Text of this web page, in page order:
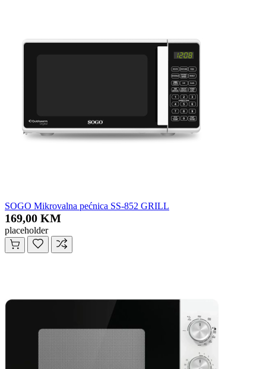
SOGO Mikrovalna pećnica SS-852 GRILL
169,00 KM
placeholder